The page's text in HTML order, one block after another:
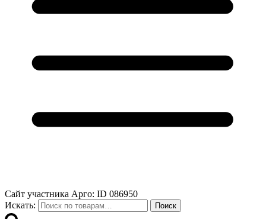
Сайт участника Арго: ID 086950
Искать:
Поиск